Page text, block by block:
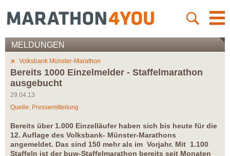
MELDUNGEN
Volksbank Münster-Marathon
Bereits 1000 Einzelmelder - Staffelmarathon
ausgebucht
29.04.13
Quelle: Pressemitteilung
Bereits über 1.000 Einzelläufer haben sich bis heute für die
12. Auflage des Volksbank- Münster-Marathons
angemeldet. Das sind 150 mehr als im Vorjahr. Mit 1.100
Staffeln ist der buw-Staffelmarathon bereits seit Monaten